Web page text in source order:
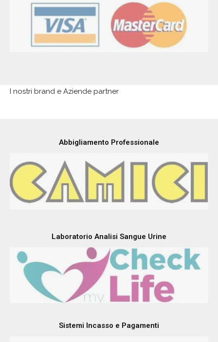
I nostri brand e Aziende partner
Abbigliamento Professionale
Laboratorio Analisi Sangue Urine
Sistemi Incasso e Pagamenti